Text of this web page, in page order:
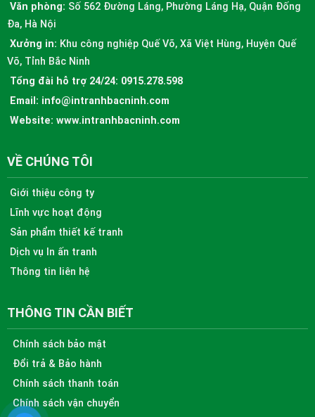
Văn phòng: Số 562 Đường Láng, Phường Láng Hạ, Quận Đống
Đa, Hà Nội
Xưởng in: Khu công nghiệp Quế Võ, Xã Việt Hùng, Huyện Quế
Võ, Tỉnh Bắc Ninh
Tổng đài hỗ trợ 24/24: 0915.278.598
Email: info@intranhbacninh.com
Website: www.intranhbacninh.com
VỀ CHÚNG TÔI
Giới thiệu công ty
Lĩnh vực hoạt động
Sản phẩm thiết kế tranh
Dịch vụ In ấn tranh
Thông tin liên hệ
THÔNG TIN CẦN BIẾT
Chính sách bảo mật
Đổi trả & Bảo hành
Chính sách thanh toán
Chính sách vận chuyển